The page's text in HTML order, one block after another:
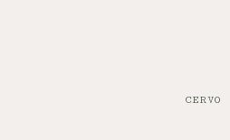
CERVO